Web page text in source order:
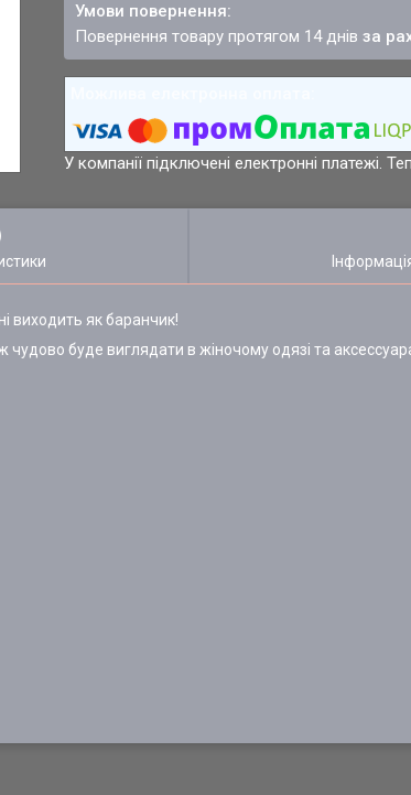
повернення товару протягом 14 днівза
У компанії підключені електронні платежі.
виходить як баранчик!
буде виглядати в жіночому одязі та